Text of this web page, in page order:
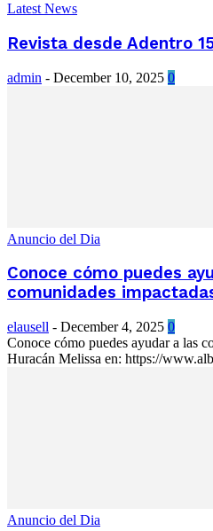
Latest News
Revista desde Adentro
admin - December 10, 2025 0
Anuncio del Dia
Conoce cómo puedes
comunidades
elausell - December 4, 2025 0
Conoce cómo puedes ayudar a las
Huracán Melissa en: https://
Anuncio del Dia